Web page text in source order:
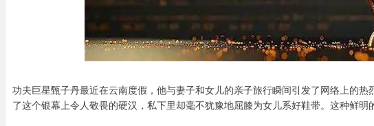
功夫巨星甄子丹最近在云南度假，他与妻子和女儿的亲子旅行瞬间引发了网络上的
了这个银幕上令人敬畏的硬汉，私下里却毫不犹豫地屈膝为女儿系好鞋带。这种鲜明